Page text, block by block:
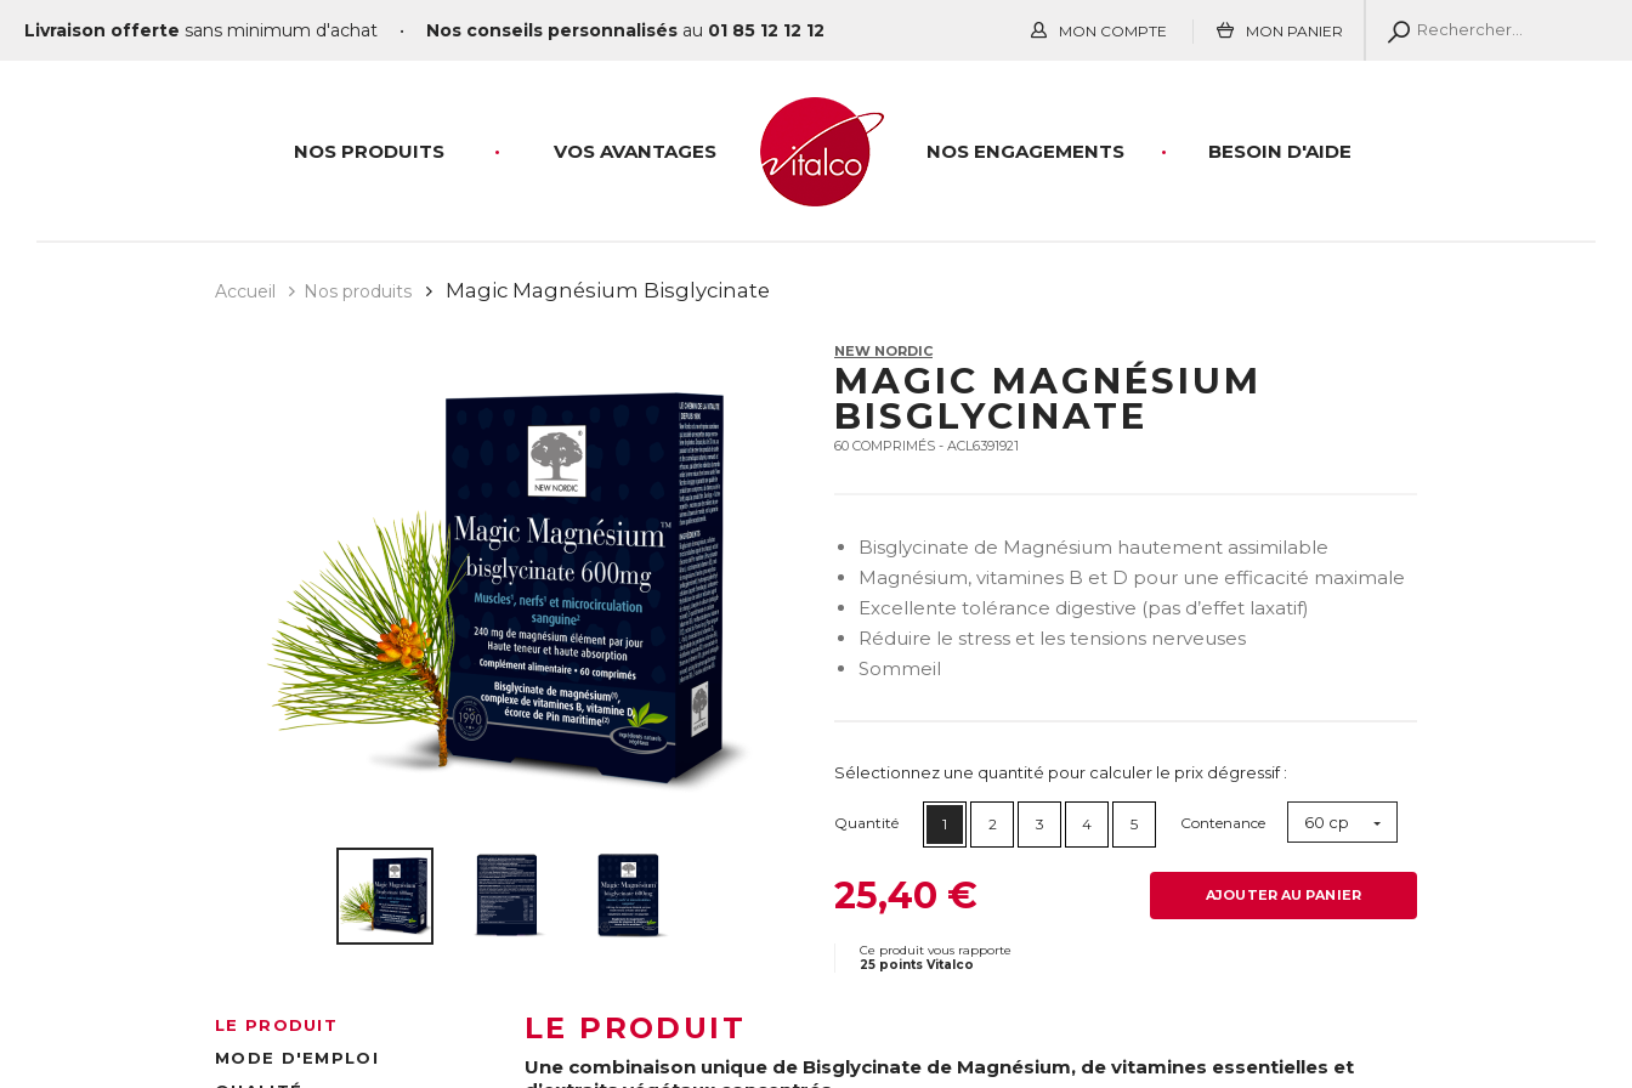
Livraison offerte sans minimum d'achat • Nos conseils personnalisés au 01 85 12 12 12 MON COMPTE MON PANIER
NOS PRODUITS VOS AVANTAGES BESOIN D'AIDE
NOS ENGAGEMENTS
Accueil Nos produits Magic Magnésium Bisglycinate
NEW NORDIC
MAGIC MAGNÉSIUM
BISGLYCINATE
60 COMPRIMÉS - ACL6391921
Bisglycinate de Magnésium hautement assimilable
Magnésium, vitamines B et D pour une efficacité maximale
Excellente tolérance digestive (pas d’effet laxatif)
Réduire le stress et les tensions nerveuses
Sommeil
Sélectionnez une quantité pour calculer le prix dégressif :
Quantité 1 2 3 4 5 Contenance 60 cp
25,40 € AJOUTER AU PANIER
Ce produit vous rapporte
25 points Vitalco
LE PRODUIT
MODE D'EMPLOI
LE PRODUIT
Une combinaison unique de Bisglycinate de Magnésium, de vitamines essentielles et